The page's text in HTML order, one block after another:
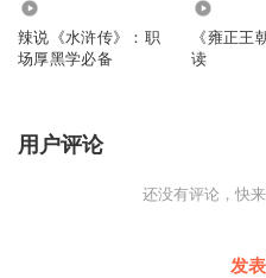
辣说《水浒传》：职
场厚黑学必备
《雍正王
读
用户评论
还没有评论，快
发